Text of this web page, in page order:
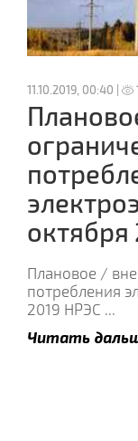
11.10.2019, 00:40 |
октября
Плановое /
потребления
2019 НРЭС ...
Читать